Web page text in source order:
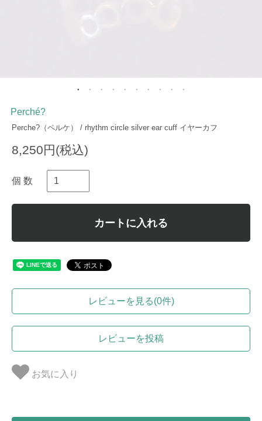
Perché?
Perche?（ペルケ） / rhythm circle silver ear cuff イヤーカフ
8,250円(税込)
個 数
カートに入れる
レビューを見る(0件)
レビューを投稿
お気に入り